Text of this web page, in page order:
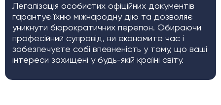
Легалізація особистих офіційних документів
гарантує їхню міжнародну дію та дозволяє
уникнути бюрократичних перепон. Обираючи
професійний супровід, ви економите час і
забезпечуєте собі впевненість у тому, що ваші
інтереси захищені у будь-якій країні світу.